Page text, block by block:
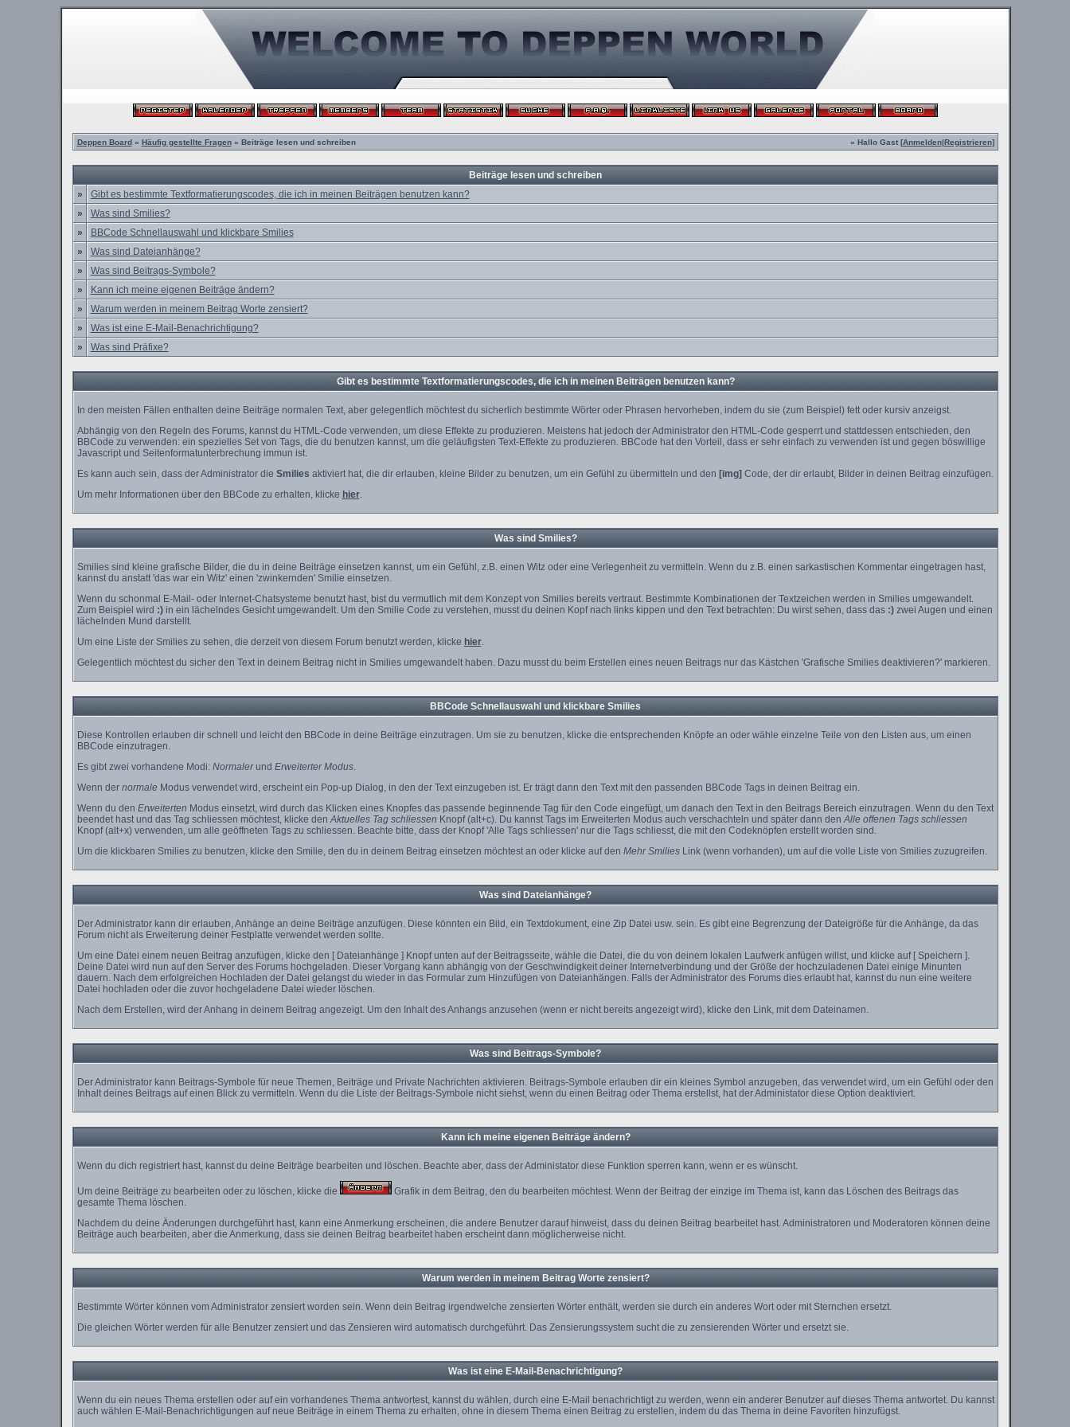
Deppen Board» Häufig gestellte Fragen» Beiträge lesen und schreiben » Hallo Gast [Anmelden|Registrieren]
Beiträge lesen und schreiben
»
Gibt es bestimmte Textformatierungscodes, die ich in meinen Beiträgen benutzen kann?
»
Was sind Smilies?
»
BBCode Schnellauswahl und klickbare Smilies
»
Was sind Dateianhänge?
»
Was sind Beitrags-Symbole?
»
Kann ich meine eigenen Beiträge ändern?
»
Warum werden in meinem Beitrag Worte zensiert?
»
Was ist eine E-Mail-Benachrichtigung?
»
Was sind Präfixe?
Gibt es bestimmte Textformatierungscodes, die ich in meinen Beiträgen benutzen kann?
In den meisten Fällen enthalten deine Beiträge normalen Text, aber gelegentlich möchtest du sicherlich bestimmte Wörter oder Phrasen hervorheben, indem du sie (zum Beispiel) fett oder kursiv anzeigst.
Abhängig von den Regeln des Forums, kannst du HTML-Code verwenden, um diese Effekte zu produzieren. Meistens hat jedoch der Administrator den HTML-Code gesperrt und stattdessen entschieden, den
BBCode zu verwenden: ein spezielles Set von Tags, die du benutzen kannst, um die geläufigsten Text-Effekte zu produzieren. BBCode hat den Vorteil, dass er sehr einfach zu verwenden ist und gegen böswillige
Javascript und Seitenformatunterbrechung immun ist.
Es kann auch sein, dass der Administrator die Smilies aktiviert hat, die dir erlauben, kleine Bilder zu benutzen, um ein Gefühl zu übermitteln und den [img] Code, der dir erlaubt, Bilder in deinen Beitrag einzufügen.
Um mehr Informationen über den BBCode zu erhalten, klicke hier.
Was sind Smilies?
Smilies sind kleine grafische Bilder, die du in deine Beiträge einsetzen kannst, um ein Gefühl, z.B. einen Witz oder eine Verlegenheit zu vermitteln. Wenn du z.B. einen sarkastischen Kommentar eingetragen hast,
kannst du anstatt 'das war ein Witz' einen 'zwinkernden' Smilie einsetzen.
Wenn du schonmal E-Mail- oder Internet-Chatsysteme benutzt hast, bist du vermutlich mit dem Konzept von Smilies bereits vertraut. Bestimmte Kombinationen der Textzeichen werden in Smilies umgewandelt.
Zum Beispiel wird :)in ein lächelndes Gesicht umgewandelt. Um den Smilie Code zu verstehen, musst du deinen Kopf nach links kippen und den Text betrachten: Du wirst sehen, dass das :)zwei Augen und einen
lächelnden Mund darstellt.
Um eine Liste der Smilies zu sehen, die derzeit von diesem Forum benutzt werden, klicke hier.
Gelegentlich möchtest du sicher den Text in deinem Beitrag nicht in Smilies umgewandelt haben. Dazu musst du beim Erstellen eines neuen Beitrags nur das Kästchen 'Grafische Smilies deaktivieren?' markieren.
BBCode Schnellauswahl und klickbare Smilies
Diese Kontrollen erlauben dir schnell und leicht den BBCode in deine Beiträge einzutragen. Um sie zu benutzen, klicke die entsprechenden Knöpfe an oder wähle einzelne Teile von den Listen aus, um einen
BBCode einzutragen.
Es gibt zwei vorhandene Modi: Normalerund Erweiterter Modus.
Wenn der normaleModus verwendet wird, erscheint ein Pop-up Dialog, in den der Text einzugeben ist. Er trägt dann den Text mit den passenden BBCode Tags in deinen Beitrag ein.
Wenn du den Erweiterten Modus einsetzt, wird durch das Klicken eines Knopfes das passende beginnende Tag für den Code eingefügt, um danach den Text in den Beitrags Bereich einzutragen. Wenn du den Text
beendet hast und das Tag schliessen möchtest, klicke denAktuelles Tag schliessen Knopf (alt+c). Du kannst Tags im Erweiterten Modus auch verschachteln und später dann denAlle offenen Tags schliessen
Knopf (alt+x) verwenden, um alle geöffneten Tags zu schliessen. Beachte bitte, dass der Knopf 'Alle Tags schliessen' nur die Tags schliesst, die mit den Codeknöpfen erstellt worden sind.
Um die klickbaren Smilies zu benutzen, klicke den Smilie, den du in deinem Beitrag einsetzen möchtest an oder klicke auf den Mehr SmiliesLink (wenn vorhanden), um auf die volle Liste von Smilies zuzugreifen.
Was sind Dateianhänge?
Der Administrator kann dir erlauben, Anhänge an deine Beiträge anzufügen. Diese könnten ein Bild, ein Textdokument, eine Zip Datei usw. sein. Es gibt eine Begrenzung der Dateigröße für die Anhänge, da das
Forum nicht als Erweiterung deiner Festplatte verwendet werden sollte.
Um eine Datei einem neuen Beitrag anzufügen, klicke den [ Dateianhänge ] Knopf unten auf der Beitragsseite, wähle die Datei, die du von deinem lokalen Laufwerk anfügen willst, und klicke auf [ Speichern ].
Deine Datei wird nun auf den Server des Forums hochgeladen. Dieser Vorgang kann abhängig von der Geschwindigkeit deiner Internetverbindung und der Größe der hochzuladenen Datei einige Minunten
dauern. Nach dem erfolgreichen Hochladen der Datei gelangst du wieder in das Formular zum Hinzufügen von Dateianhängen. Falls der Administrator des Forums dies erlaubt hat, kannst du nun eine weitere
Datei hochladen oder die zuvor hochgeladene Datei wieder löschen.
Nach dem Erstellen, wird der Anhang in deinem Beitrag angezeigt. Um den Inhalt des Anhangs anzusehen (wenn er nicht bereits angezeigt wird), klicke den Link, mit dem Dateinamen.
Was sind Beitrags-Symbole?
Der Administrator kann Beitrags-Symbole für neue Themen, Beiträge und Private Nachrichten aktivieren. Beitrags-Symbole erlauben dir ein kleines Symbol anzugeben, das verwendet wird, um ein Gefühl oder den
Inhalt deines Beitrags auf einen Blick zu vermitteln. Wenn du die Liste der Beitrags-Symbole nicht siehst, wenn du einen Beitrag oder Thema erstellst, hat der Administator diese Option deaktiviert.
Kann ich meine eigenen Beiträge ändern?
Wenn du dich registriert hast, kannst du deine Beiträge bearbeiten und löschen. Beachte aber, dass der Administator diese Funktion sperren kann, wenn er es wünscht.
Um deine Beiträge zu bearbeiten oder zu löschen, klicke die
Grafik in dem Beitrag, den du bearbeiten möchtest. Wenn der Beitrag der einzige im Thema ist, kann das Löschen des Beitrags das
gesamte Thema löschen.
Nachdem du deine Änderungen durchgeführt hast, kann eine Anmerkung erscheinen, die andere Benutzer darauf hinweist, dass du deinen Beitrag bearbeitet hast. Administratoren und Moderatoren können deine
Beiträge auch bearbeiten, aber die Anmerkung, dass sie deinen Beitrag bearbeitet haben erscheint dann möglicherweise nicht.
Warum werden in meinem Beitrag Worte zensiert?
Bestimmte Wörter können vom Administrator zensiert worden sein. Wenn dein Beitrag irgendwelche zensierten Wörter enthält, werden sie durch ein anderes Wort oder mit Sternchen ersetzt.
Die gleichen Wörter werden für alle Benutzer zensiert und das Zensieren wird automatisch durchgeführt. Das Zensierungssystem sucht die zu zensierenden Wörter und ersetzt sie.
Was ist eine E-Mail-Benachrichtigung?
Wenn du ein neues Thema erstellen oder auf ein vorhandenes Thema antwortest, kannst du wählen, durch eine E-Mail benachrichtigt zu werden, wenn ein anderer Benutzer auf dieses Thema antwortet. Du kannst
auch wählen E-Mail-Benachrichtigungen auf neue Beiträge in einem Thema zu erhalten, ohne in diesem Thema einen Beitrag zu erstellen, indem du das Thema in deine Favoriten hinzufügst.